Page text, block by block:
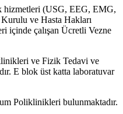
(USG, EEG, EMG,
ve Hasta Hakları
içinde çalışan Ücretli Vezne
ve Fizik Tedavi ve
E blok üst katta laboratuvar
Poliklinikleri bulunmaktadır.